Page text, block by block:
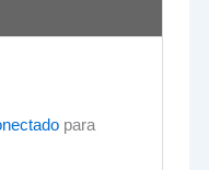
para